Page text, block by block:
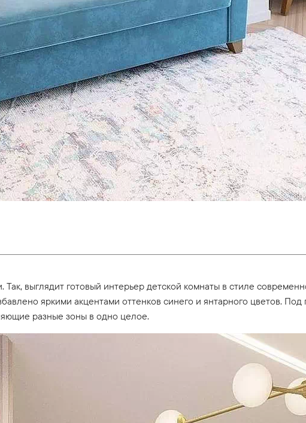
Так, выглядит готовый интерьер детской комнаты в стиле
яркими акцентами оттенков синего и янтарного цветов.
разные зоны в одно целое.